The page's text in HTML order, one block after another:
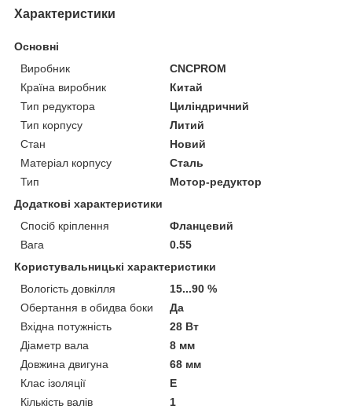
Характеристики
Основні
Виробник
CNCPROM
Країна виробник
Китай
Тип редуктора
Циліндричний
Тип корпусу
Литий
Стан
Новий
Матеріал корпусу
Сталь
Тип
Мотор-редуктор
Додаткові характеристики
Спосіб кріплення
Фланцевий
Вага
0.55
Користувальницькі характеристики
Вологість довкілля
15...90 %
Обертання в обидва боки
Да
Вхідна потужність
28 Вт
Діаметр вала
8 мм
Довжина двигуна
68 мм
Клас ізоляції
Е
Кількість валів
1